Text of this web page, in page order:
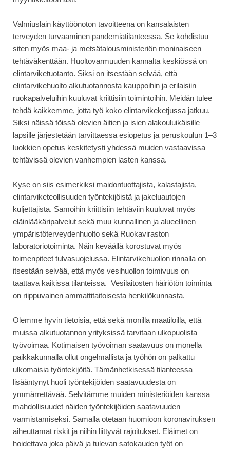
Valmiuslain käyttöönoton tavoitteena on kansalaisten
terveyden turvaaminen pandemiatilanteessa. Se kohdistuu
siten myös maa- ja metsätalousministeriön moninaiseen
tehtäväkenttään. Huoltovarmuuden kannalta keskiössä on
elintarviketuotanto. Siksi on itsestään selvää, että
elintarvikehuolto alkutuotannosta kauppoihin ja erilaisiin
ruokapalveluihin kuuluvat kriittisiin toimintoihin. Meidän tulee
tehdä kaikkemme, jotta työ koko elintarvikeketjussa jatkuu.
Siksi näissä töissä olevien äitien ja isien alakouluikäisille
lapsille järjestetään tarvittaessa esiopetus ja peruskoulun 1–3
luokkien opetus keskitetysti yhdessä muiden vastaavissa
tehtävissä olevien vanhempien lasten kanssa.
Kyse on siis esimerkiksi maidontuottajista, kalastajista,
elintarviketeollisuuden työntekijöistä ja jakeluautojen
kuljettajista. Samoihin kriittisiin tehtäviin kuuluvat myös
eläinlääkäripalvelut sekä muu kunnallinen ja alueellinen
ympäristöterveydenhuolto sekä Ruokaviraston
laboratoriotoiminta. Näin keväällä korostuvat myös
toimenpiteet tulvasuojelussa. Elintarvikehuollon rinnalla on
itsestään selvää, että myös vesihuollon toimivuus on
taattava kaikissa tilanteissa. Vesilaitosten häiriötön toiminta
on riippuvainen ammattitaitoisesta henkilökunnasta.
Olemme hyvin tietoisia, että sekä monilla maatiloilla, että
muissa alkutuotannon yrityksissä tarvitaan ulkopuolista
työvoimaa. Kotimaisen työvoiman saatavuus on monella
paikkakunnalla ollut ongelmallista ja työhön on palkattu
ulkomaisia työntekijöitä. Tämänhetkisessä tilanteessa
lisääntynyt huoli työntekijöiden saatavuudesta on
ymmärrettävää. Selvitämme muiden ministeriöiden kanssa
mahdollisuudet näiden työntekijöiden saatavuuden
varmistamiseksi. Samalla otetaan huomioon koronaviruksen
aiheuttamat riskit ja niihin liittyvät rajoitukset. Eläimet on
hoidettava joka päivä ja tulevan satokauden työt on